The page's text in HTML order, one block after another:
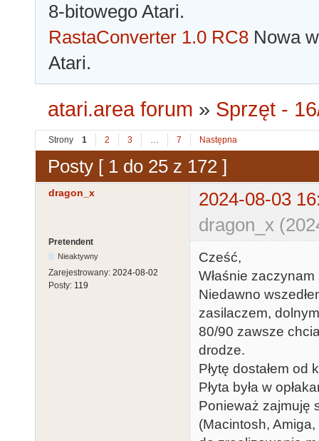
8-bitowego Atari.
RastaConverter 1.0 RC8 Nowa
Atari.
atari.area forum » Sprzęt -
Strony 1 2 3 … 7 Następna
Posty [ 1 do 25 z 172 ]
dragon_x
2024-08-03
dragon_x
Pretendent
Nieaktywny
Zarejestrowany: 2024-08-02
Posty: 119
Cześć,
Właśnie
Niedawno
zasilaczem,
80/90 zawsze
drodze.
Płytę dostałem od
Płyta była w
Ponieważ zajmuję
(Macintosh,